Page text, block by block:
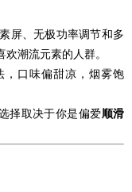
屏、无极功率调节和多
潮流元素的人群。
，口味偏甜凉，烟雾饱
择取决于你是偏爱顺滑